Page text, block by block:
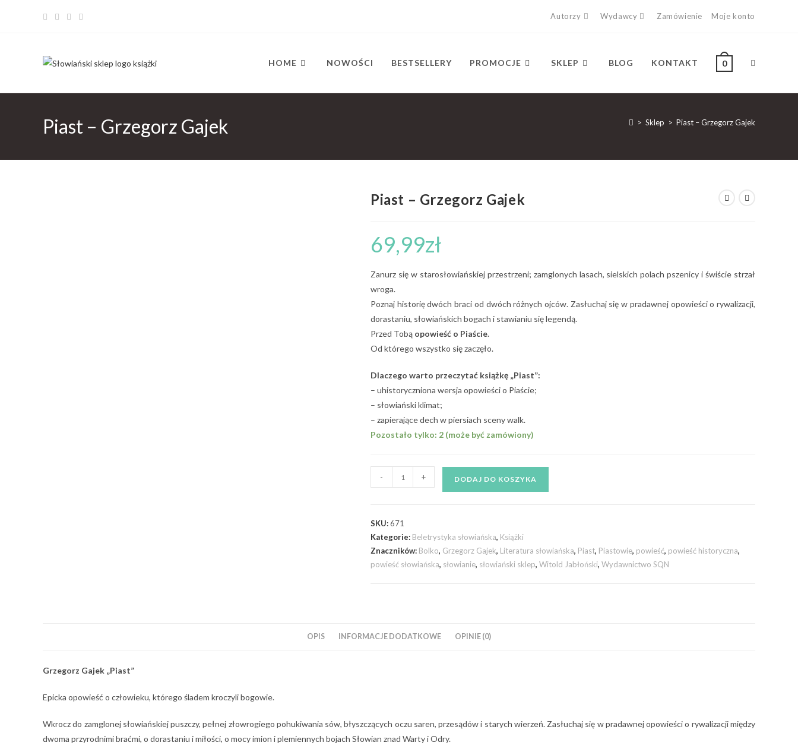
Autorzy Wydawcy Zamówienie Moje konto
HOME NOWOŚCI BESTSELLERY PROMOCJE SKLEP BLOG KONTAKT 0
Piast – Grzegorz Gajek > Sklep > Piast – Grzegorz Gajek
Piast – Grzegorz Gajek
69,99zł
Zanurz się w starosłowiańskiej przestrzeni; zamglonych lasach, sielskich polach pszenicy i świście strzał
wroga.
Poznaj historię dwóch braci od dwóch różnych ojców. Zasłuchaj się w pradawnej opowieści o rywalizacji,
dorastaniu, słowiańskich bogach i stawianiu się legendą.
Przed Tobą opowieść o Piaście.
Od którego wszystko się zaczęło.
Dlaczego warto przeczytać książkę „Piast”:
– uhistoryczniona wersja opowieści o Piaście;
– słowiański klimat;
– zapierające dech w piersiach sceny walk.
Pozostało tylko: 2 (może być zamówiony)
- + DODAJ DO KOSZYKA
SKU:671
Kategorie: Beletrystyka słowiańska, Książki
Znaczników: Bolko, Grzegorz Gajek, Literatura słowiańska, Piast, Piastowie, powieść, powieść historyczna,
powieść słowiańska, słowianie, słowiański sklep, Witold Jabłoński, Wydawnictwo SQN
OPIS INFORMACJE DODATKOWE OPINIE (0)
Grzegorz Gajek „Piast”
Epicka opowieść o człowieku, którego śladem kroczyli bogowie.
Wkrocz do zamglonej słowiańskiej puszczy, pełnej złowrogiego pohukiwania sów, błyszczących oczu saren, przesądów i starych wierzeń. Zasłuchaj się w pradawnej opowieści o rywalizacji między
dwoma przyrodnimi braćmi, o dorastaniu i miłości, o mocy imion i plemiennych bojach Słowian znad Warty i Odry.